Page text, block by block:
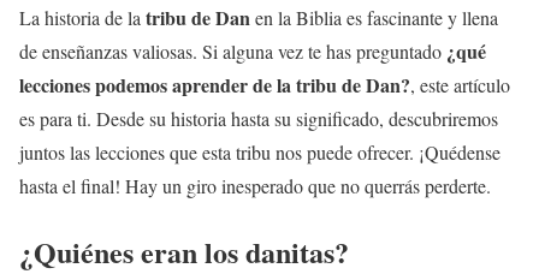
La historia de la tribu de Danen la Biblia es fascinante y llena
de enseñanzas valiosas. Si alguna vez te has preguntado ¿qué
lecciones podemos aprender de latribu de Dan?, este artículo
es para ti. Desde su historia hasta su significado, descubriremos
juntos las lecciones que esta tribu nos puede ofrecer. ¡Quédense
hasta el final! Hay un giro inesperado que no querrás perderte.
¿Quiénes eran los danitas?